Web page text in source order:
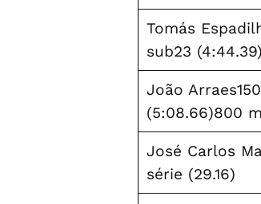
Tomás
sub23 (4:44.39)
João
(5:08.66)800
José Carlos
série (29.16)